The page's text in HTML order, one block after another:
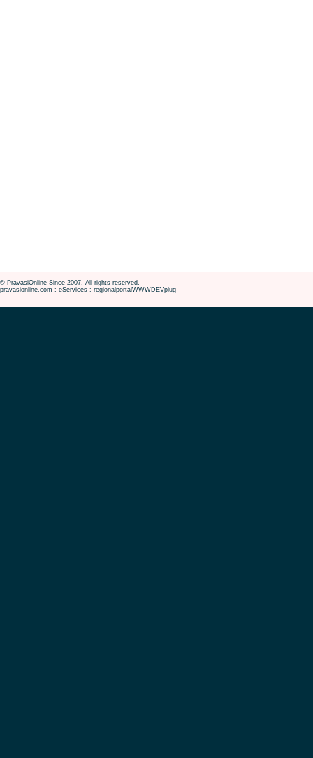
© PravasiOnline Since 2007. All rights reserved.
pravasionline.com : eServices : regionalportalWWWDEVplug